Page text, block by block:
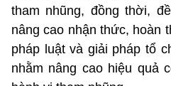
tham nhũng, đồng thời,
nâng cao nhận thức, hoàn
pháp luật và giải pháp tổ
nhằm nâng cao hiệu quả